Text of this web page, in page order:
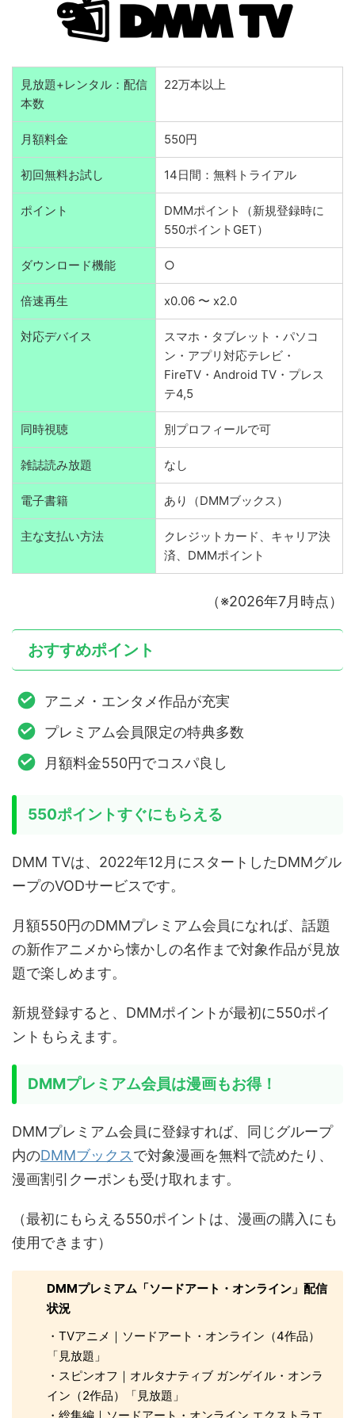
見放題+レンタル：配信
本数
22万本以上
月額料金 550円
初回無料お試し 14日間：無料トライアル
ポイント
DMMポイント（新規登録時に
550ポイントGET）
ダウンロード機能 ○
倍速再生 x0.06 〜 x2.0
対応デバイス
スマホ・タブレット・パソコ
ン・アプリ対応テレビ・
FireTV・Android TV・プレス
テ4,5
同時視聴 別プロフィールで可
雑誌読み放題 なし
電子書籍 あり（DMMブックス）
主な支払い方法
クレジットカード、キャリア決
済、DMMポイント
（※2026年7月時点）
おすすめポイント
アニメ・エンタメ作品が充実
プレミアム会員限定の特典多数
月額料金550円でコスパ良し
550ポイントすぐにもらえる
DMM TVは、2022年12月にスタートしたDMMグル
ープのVODサービスです。
月額550円のDMMプレミアム会員になれば、話題
の新作アニメから懐かしの名作まで対象作品が見放
題で楽しめます。
新規登録すると、DMMポイントが最初に550ポイ
ントもらえます。
DMMプレミアム会員は漫画もお得！
DMMプレミアム会員に登録すれば、同じグループ
内のDMMブックスで対象漫画を無料で読めたり、
漫画割引クーポンも受け取れます。
（最初にもらえる550ポイントは、漫画の購入にも
使用できます）
DMMプレミアム「ソードアート・オンライン」配信
状況
・TVアニメ｜ソードアート・オンライン（4作品）
「見放題」
・スピンオフ｜オルタナティブ ガンゲイル・オンラ
イン（2作品）「見放題」
・総集編｜ソードアート・オンライン エクストラエ